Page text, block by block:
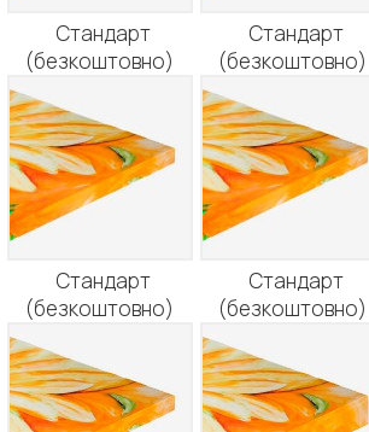
Стандарт
(безкоштовно)
Стандарт
(безкоштовно)
Стандарт
(безкоштовно)
Стандарт
(безкоштовно)